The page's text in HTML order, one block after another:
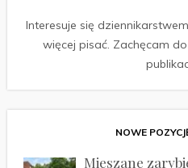
Interesuje się
więcej pisać. Zachęcam
NOWE
Mieszane